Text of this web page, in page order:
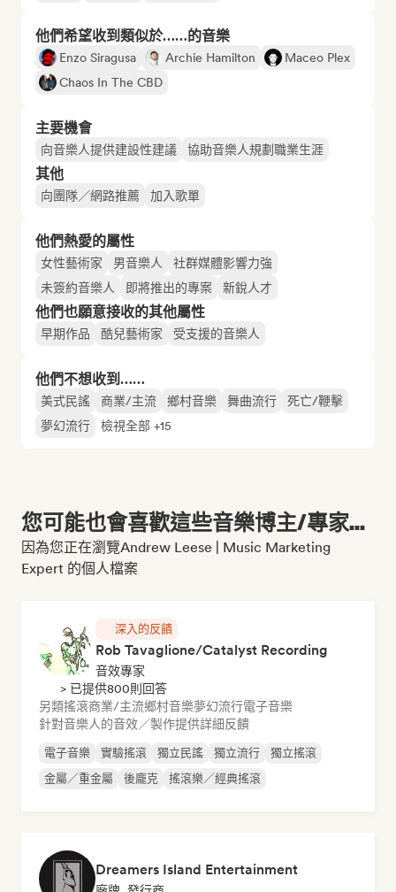
他們希望收到類似於……的音樂
Enzo Siragusa Archie Hamilton
Maceo Plex
Chaos In The CBD
主要機會
向音樂人提供建設性建議 協助音樂人規劃職業生涯
其他
向團隊／網路推薦 加入歌單
他們熱愛的屬性
女性藝術家 男音樂人
社群媒體影響力強
未簽約音樂人
即將推出的專案 新銳人才
他們也願意接收的其他屬性
早期作品 酷兒藝術家 受支援的音樂人
他們不想收到……
美式民謠 商業/主流 鄉村音樂 舞曲流行
死亡/鞭擊
夢幻流行
檢視全部 +15
您可能也會喜歡這些音樂博主/專家...
因為您正在瀏覽Andrew Leese | Music Marketing
Expert 的個人檔案
深入的反饋
Rob Tavaglione/Catalyst Recording
音效專家
> 已提供800則回答
另類搖滾商業/主流鄉村音樂夢幻流行電子音樂
針對音樂人的音效／製作提供詳細反饋
電子音樂 實驗搖滾 獨立民謠 獨立流行
獨立搖滾
金屬／重金屬
後龐克 搖滾樂／經典搖滾
Dreamers Island Entertainment